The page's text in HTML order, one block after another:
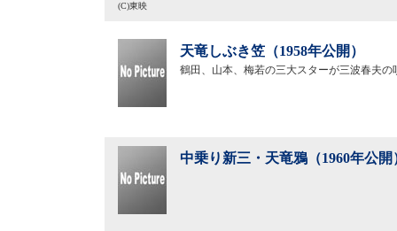
(C)東映
天竜しぶき笠（1958年公開）
鶴田、山本、梅若の三大スターが三波春夫
中乗り新三・天竜鴉（1960年公開